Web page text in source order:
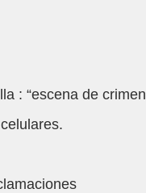
: “escena de crimen